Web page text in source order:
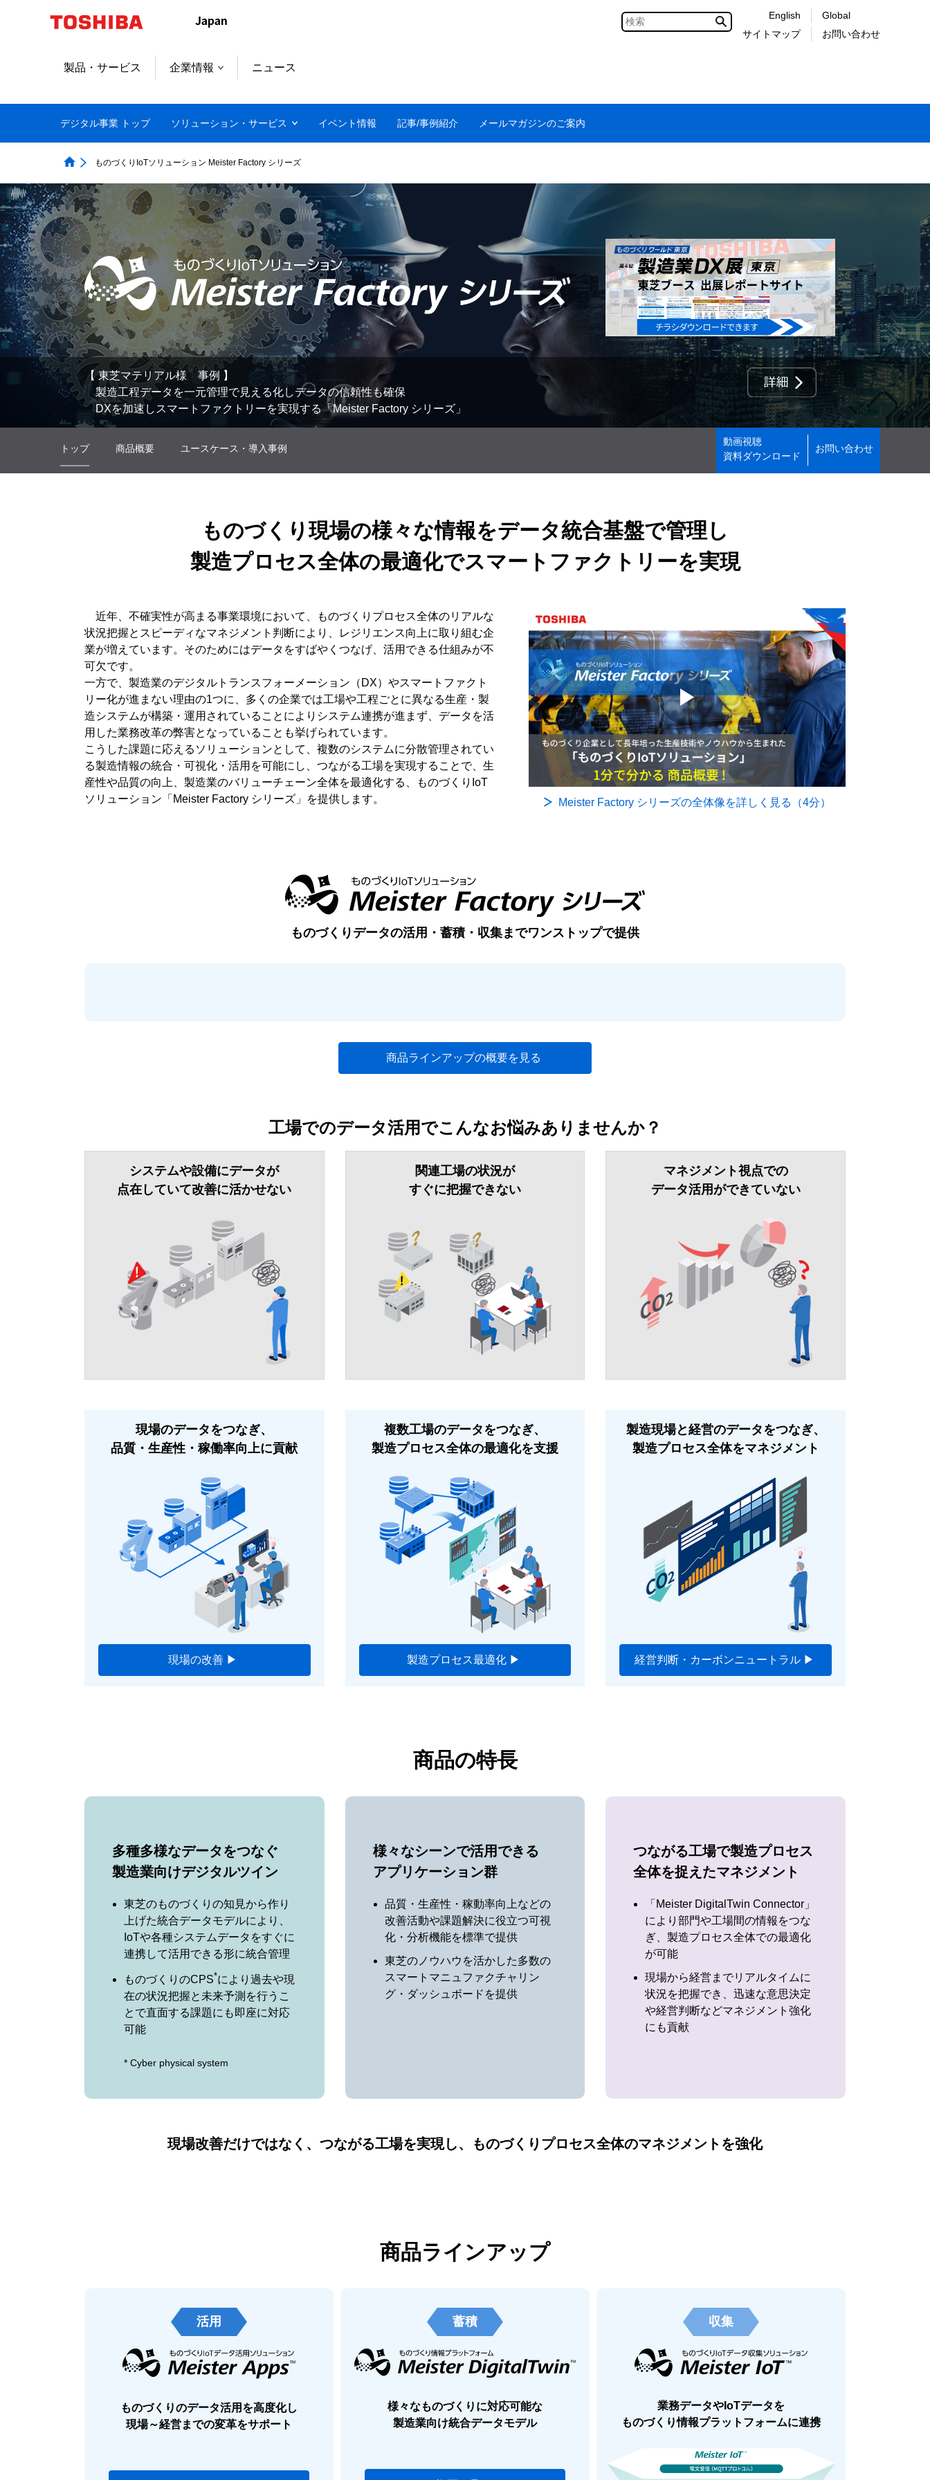
ャ
プ
English
サイトマップ
Global
お問い合わせ
製品・サービス 企業情報 ニュース
デジタル事業 トップ ソリューション・サービス イベント情報 記事/事例紹介 メールマガジンのご案内
ものづくりIoTソリューション Meister Factory シリーズ
【 東芝マテリアル様 事例 】
製造工程データを一元管理で見える化しデータの信頼性も確保
DXを加速しスマートファクトリーを実現する「Meister Factory シリーズ」
トップ 商品概要 ユースケース・導入事例
動画視聴
資料ダウンロード
お問い合わせ
ものづくり現場の様々な情報をデータ統合基盤で管理し
製造プロセス全体の最適化でスマートファクトリーを実現
近年、不確実性が高まる事業環境において、ものづくりプロセス全体のリアルな
状況把握とスピーディなマネジメント判断により、レジリエンス向上に取り組む企
業が増えています。そのためにはデータをすばやくつなげ、活用できる仕組みが不
可欠です。
一方で、製造業のデジタルトランスフォーメーション（DX）やスマートファクト
リー化が進まない理由の1つに、多くの企業では工場や工程ごとに異なる生産・製
造システムが構築・運用されていることによりシステム連携が進まず、データを活
用した業務改革の弊害となっていることも挙げられています。
こうした課題に応えるソリューションとして、複数のシステムに分散管理されてい
る製造情報の統合・可視化・活用を可能にし、つながる工場を実現することで、生
産性や品質の向上、製造業のバリューチェーン全体を最適化する、ものづくりIoT
ソリューション「Meister Factory シリーズ」を提供します。
Meister Factory シリーズの全体像を詳しく見る（4分）
ものづくりデータの活用・蓄積・収集までワンストップで提供
商品ラインアップの概要を見る
工場でのデータ活用でこんなお悩みありませんか？
システムや設備にデータが
点在していて改善に活かせない
現場のデータをつなぎ、
品質・生産性・稼働率向上に貢献
現場の改善 ▶
関連工場の状況が
すぐに把握できない
複数工場のデータをつなぎ、
製造プロセス全体の最適化を支援
製造プロセス最適化 ▶
マネジメント視点での
データ活用ができていない
製造現場と経営のデータをつなぎ、
製造プロセス全体をマネジメント
経営判断・カーボンニュートラル ▶
商品の特長
多種多様なデータをつなぐ
製造業向けデジタルツイン
東芝のものづくりの知見から作り
上げた統合データモデルにより、
IoTや各種システムデータをすぐに
連携して活用できる形に統合管理
ものづくりのCPS*により過去や現
在の状況把握と未来予測を行うこ
とで直面する課題にも即座に対応
可能
* Cyber physical system
様々なシーンで活用できる
アプリケーション群
品質・生産性・稼動率向上などの
改善活動や課題解決に役立つ可視
化・分析機能を標準で提供
東芝のノウハウを活かした多数の
スマートマニュファクチャリン
グ・ダッシュボードを提供
つながる工場で製造プロセス
全体を捉えたマネジメント
「Meister DigitalTwin Connector」
により部門や工場間の情報をつな
ぎ、製造プロセス全体での最適化
が可能
現場から経営までリアルタイムに
状況を把握でき、迅速な意思決定
や経営判断などマネジメント強化
にも貢献
現場改善だけではなく、つながる工場を実現し、ものづくりプロセス全体のマネジメントを強化
商品ラインアップ
活用
ものづくりのデータ活用を高度化し
現場～経営までの変革をサポート
蓄積
様々なものづくりに対応可能な
製造業向け統合データモデル
収集
業務データやIoTデータを
ものづくり情報プラットフォームに連携